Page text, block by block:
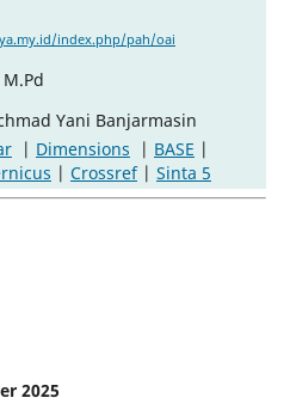
index.php/pah/oai
Yani Banjarmasin
| Dimensions | BASE |
| Crossref| Sinta 5
2025